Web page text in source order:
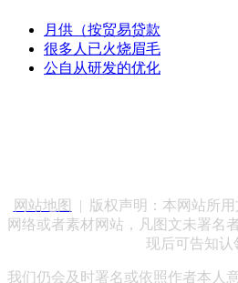
月供（按贸易贷款
很多人已火烧眉毛
公自从研发的优化
网站地图
| 版权声明：本网站所
网络或者素材网站，凡图文未署名
现后可告知认
我们仍会及时署名或依照作者本人